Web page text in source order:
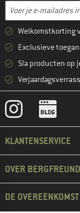
Voer je e-mailadres in
Vul je e-mailadres
Welkomstkorting
Exclusieve
Sla producten op
KLANTENSERVICE
OVER
DE